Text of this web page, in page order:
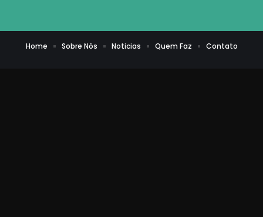
Home Sobre Nós Noticias Quem Faz Contato